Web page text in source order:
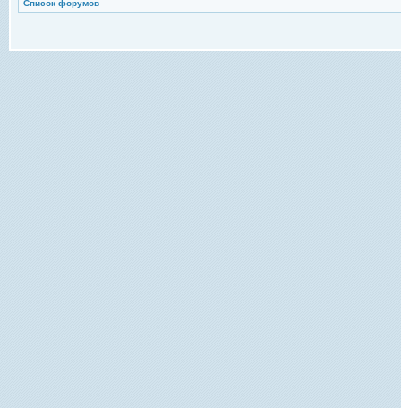
Список форумов